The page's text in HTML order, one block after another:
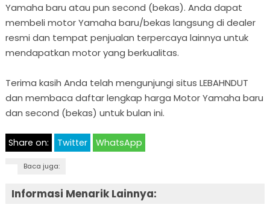
Yamaha baru atau pun second (bekas). Anda dapat
membeli motor Yamaha baru/bekas langsung di dealer
resmi dan tempat penjualan terpercaya lainnya untuk
mendapatkan motor yang berkualitas.
Terima kasih Anda telah mengunjungi situs LEBAHNDUT
dan membaca daftar lengkap harga Motor Yamaha baru
dan second (bekas) untuk bulan ini.
Share on: Twitter WhatsApp
Baca juga:
Informasi Menarik Lainnya: